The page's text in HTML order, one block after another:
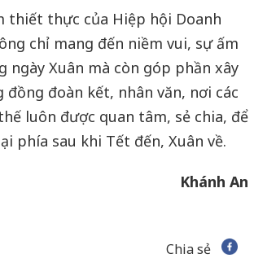
thiết thực của Hiệp hội Doanh
chỉ mang đến niềm vui, sự ấm
ngày Xuân mà còn góp phần xây
đoàn kết, nhân văn, nơi các
luôn được quan tâm, sẻ chia, để
phía sau khi Tết đến, Xuân về.
Khánh An
Chia sẻ